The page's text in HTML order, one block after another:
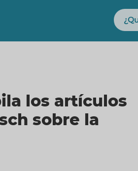
Buscar
los artículos
sobre la